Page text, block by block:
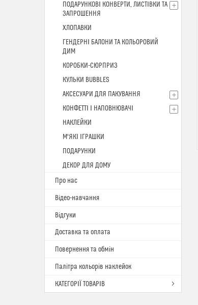
ПОДАРУНКОВІ КОНВЕРТИ, ЛИСТІВКИ ТА
ЗАПРОШЕННЯ
ХЛОПАВКИ
ГЕНДЕРНІ БАЛОНИ ТА КОЛЬОРОВИЙ
ДИМ
КОРОБКИ-СЮРПРИЗ
КУЛЬКИ BUBBLES
АКСЕСУАРИ ДЛЯ ПАКУВАННЯ
КОНФЕТТІ І НАПОВНЮВАЧІ
НАКЛЕЙКИ
М'ЯКІ ІГРАШКИ
ПОДАРУНКИ
ДЕКОР ДЛЯ ДОМУ
Про нас
Відео-навчання
Відгуки
Доставка та оплата
Повернення та обмін
Палітра кольорів наклейок
КАТЕГОРІЇ ТОВАРІВ